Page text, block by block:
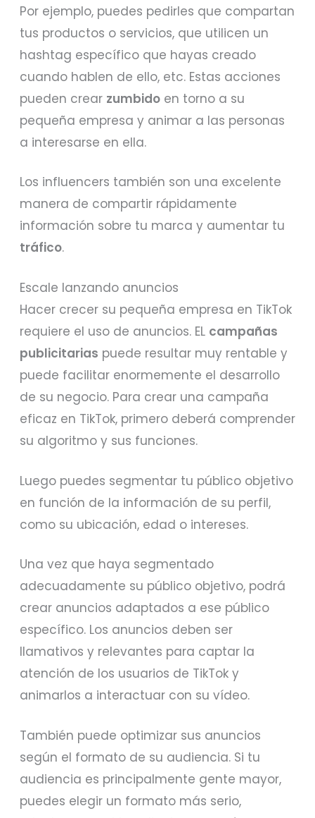
Por ejemplo, puedes pedirles que compartan
tus productos o servicios, que utilicen un
hashtag específico que hayas creado
cuando hablen de ello, etc. Estas acciones
pueden crear zumbido en torno a su
pequeña empresa y animar a las personas
a interesarse en ella.
Los influencers también son una excelente
manera de compartir rápidamente
información sobre tu marca y aumentar tu
tráfico.
Escale lanzando anuncios
Hacer crecer su pequeña empresa en TikTok
requiere el uso de anuncios. EL campañas
publicitarias puede resultar muy rentable y
puede facilitar enormemente el desarrollo
de su negocio. Para crear una campaña
eficaz en TikTok, primero deberá comprender
su algoritmo y sus funciones.
Luego puedes segmentar tu público objetivo
en función de la información de su perfil,
como su ubicación, edad o intereses.
Una vez que haya segmentado
adecuadamente su público objetivo, podrá
crear anuncios adaptados a ese público
específico. Los anuncios deben ser
llamativos y relevantes para captar la
atención de los usuarios de TikTok y
animarlos a interactuar con su vídeo.
También puede optimizar sus anuncios
según el formato de su audiencia. Si tu
audiencia es principalmente gente mayor,
puedes elegir un formato más serio,